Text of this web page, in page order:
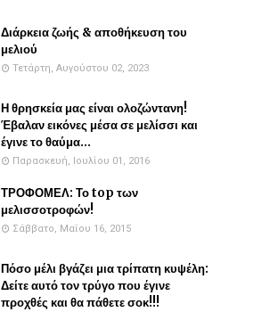
Διάρκεια ζωής & αποθήκευση του
μελιού
Τετάρτη, Αυγούστου 02, 2023
Η θρησκεία μας είναι ολοζώντανη!
Έβαλαν εικόνες μέσα σε μελίσσι και
έγινε το θαύμα...
Παρασκευή, Ιουλίου 01, 2016
ΤΡΟΦΟΜΕΛ: Το top των
μελισσοτροφών!
Σάββατο, Μαΐου 16, 2015
Πόσο μέλι βγάζει μια τρίπατη κυψέλη:
Δείτε αυτό τον τρύγο που έγινε
προχθές και θα πάθετε σοκ!!!